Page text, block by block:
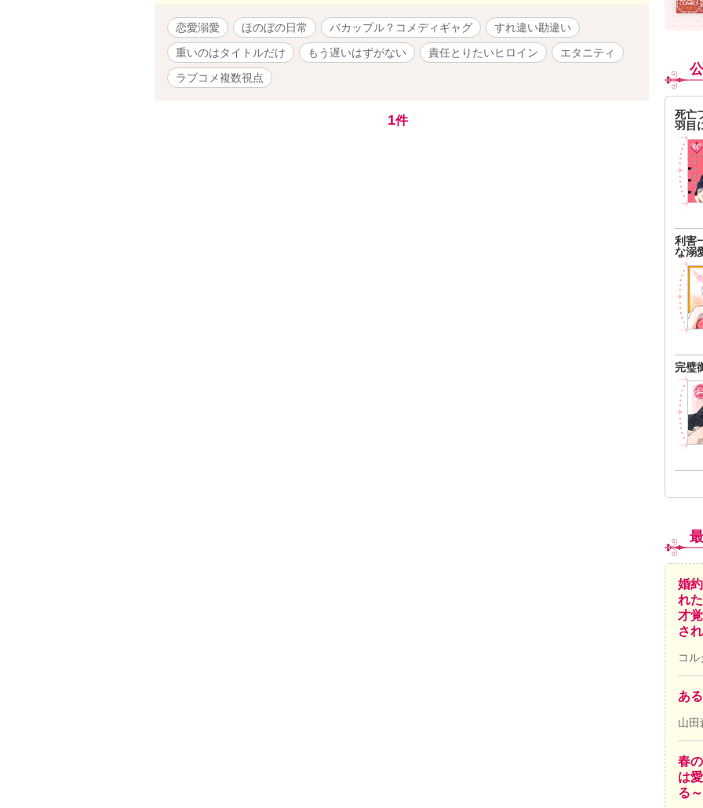
恋愛溺愛 ほのぼの日常 バカップル？コメディギャグ
すれ違い勘違い
重いのはタイトルだけ
もう遅いはずがない 責任とりたいヒロイン
エタニティ
ラブコメ複数視点
1件
死亡
羽目
利害
な溺
完璧
婚
れ
才
さ
コル
あ
山田
春
は
る～